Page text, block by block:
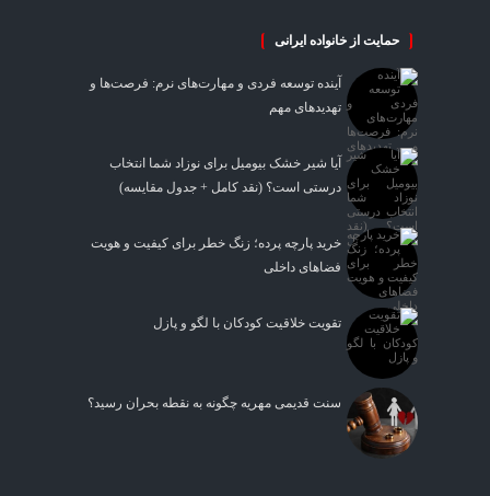
حمایت از خانواده ایرانی
آینده توسعه فردی و مهارت‌های نرم: فرصت‌ها و
تهدیدهای مهم
آیا شیر خشک بیومیل برای نوزاد شما انتخاب
درستی است؟ (نقد کامل + جدول مقایسه)
خرید پارچه پرده؛ زنگ خطر برای کیفیت و هویت
فضاهای داخلی
تقویت خلاقیت کودکان با لگو و پازل
سنت قدیمی مهریه چگونه به نقطه بحران رسید؟